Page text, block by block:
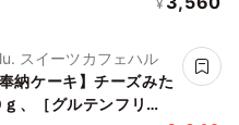
¥
スイーツカフェハル
納ケーキ】チーズみた
、［グルテンフリ